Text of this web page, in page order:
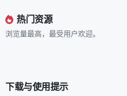
热门资源
浏览量最高，最受用户欢迎。
下载与使用提示